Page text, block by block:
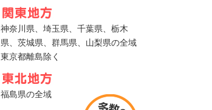
神奈川県、埼玉県、千葉県、栃木
県、茨城県、群馬県、山梨県の全域
東京都離島除く
福島県の全域